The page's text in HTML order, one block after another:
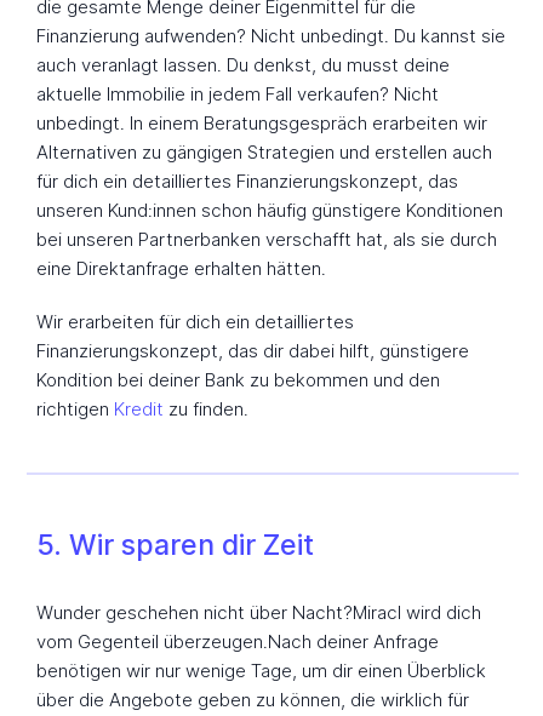
die gesamte Menge deiner Eigenmittel für die
Finanzierung aufwenden? Nicht unbedingt. Du kannst sie
auch veranlagt lassen. Du denkst, du musst deine
aktuelle Immobilie in jedem Fall verkaufen? Nicht
unbedingt. In einem Beratungsgespräch erarbeiten wir
Alternativen zu gängigen Strategien und erstellen auch
für dich ein detailliertes Finanzierungskonzept, das
unseren Kund:innen schon häufig günstigere Konditionen
bei unseren Partnerbanken verschafft hat, als sie durch
eine Direktanfrage erhalten hätten.
Wir erarbeiten für dich ein detailliertes
Finanzierungskonzept, das dir dabei hilft, günstigere
Kondition bei deiner Bank zu bekommen und den
richtigen Kredit zu finden.
5. Wir sparen dir Zeit
Wunder geschehen nicht über Nacht?Miracl wird dich
vom Gegenteil überzeugen.Nach deiner Anfrage
benötigen wir nur wenige Tage, um dir einen Überblick
über die Angebote geben zu können, die wirklich für